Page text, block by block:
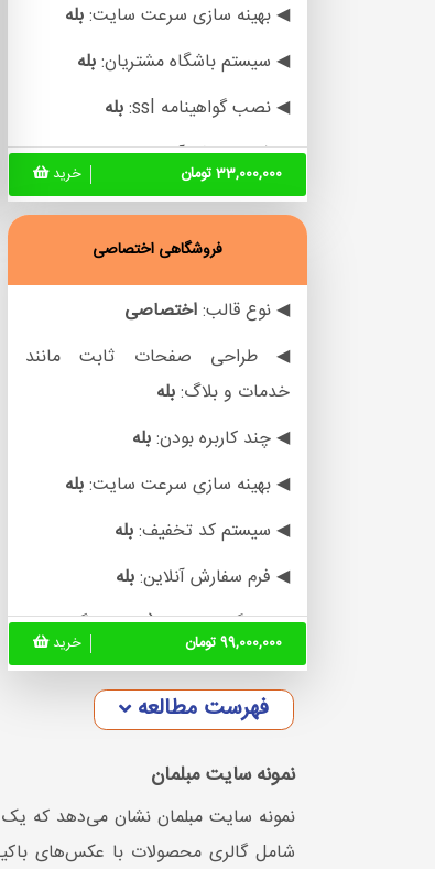
◀ بهینه سازی سرعت سایت:بله
◀ سیستم باشگاه مشتریان:بله
◀ نصب گواهینامه ssl:
بله
◀ فرم سفارش آنلاین:خیر
◀ فرم اخذ نمایندگی:خیر
◀ چت آنلاین:خیر
◀ اتصال درگاه پرداخت:خیر
محصول و برند:
حرفه ای: خیر
◀ دسته بندی پیشرفته و سیستم
کامنت:خیر
◀ پشتیبانی فنی:6ماهه
◀ زمان تحویل:30 روز کار
33,000,000 تومان خرید
فروشگاهی اختصاصی
◀ نوع قالب:اختصاصی
◀ طراحی صفحات ثابت مانند
خدمات و بلاگ:بله
◀ چند کاربره بودن:بله
◀ بهینه سازی سرعت سایت:بله
◀ سیستم کد تخفیف:بله
◀ فرم سفارش آنلاین:بله
◀ ویژگی محصول(سایز، رنگ، وزن
و...):بله
◀ نصب گواهینامه ssl:
بله
◀ سیستم باشگاه مشتریان:بله
99,000,000 تومان خرید
فهرست مطالعه
نمونه سایت مبلمان
نمونه سایت مبلمان نشان می‌دهد که
شامل گالری محصولات با عکس‌های